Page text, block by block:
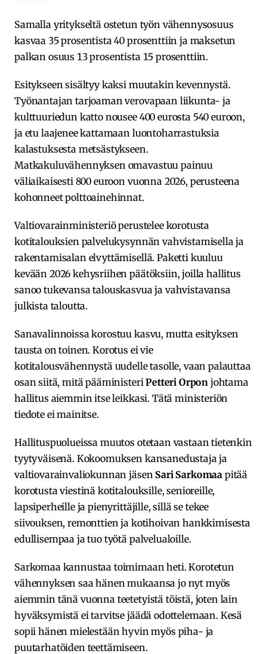
Samalla yritykseltä ostetun työn vähennysosuus
kasvaa 35 prosentista 40 prosenttiin ja maksetun
palkan osuus 13 prosentista 15 prosenttiin.
Esitykseen sisältyy kaksi muutakin kevennystä.
Työnantajan tarjoaman verovapaan liikunta- ja
kulttuuriedun katto nousee 400 eurosta 540 euroon,
ja etu laajenee kattamaan luontoharrastuksia
kalastuksesta metsästykseen.
Matkakuluvähennyksen omavastuu painuu
väliaikaisesti 800 euroon vuonna 2026, perusteena
kohonneet polttoainehinnat.
Valtiovarainministeriö perustelee korotusta
kotitalouksien palvelukysynnän vahvistamisella ja
rakentamisalan elvyttämisellä. Paketti kuuluu
kevään 2026 kehysriihen päätöksiin, joilla hallitus
sanoo tukevansa talouskasvua ja vahvistavansa
julkista taloutta.
Sanavalinnoissa korostuu kasvu, mutta esityksen
tausta on toinen. Korotus ei vie
kotitalousvähennystä uudelle tasolle, vaan palauttaa
osan siitä, mitä pääministeriPetteri Orpon johtama
hallitus aiemmin itse leikkasi. Tätä ministeriön
tiedote ei mainitse.
Hallituspuolueissa muutos otetaan vastaan tietenkin
tyytyväisenä. Kokoomuksen kansanedustaja ja
valtiovarainvaliokunnan jäsen Sari Sarkomaa pitää
korotusta viestinä kotitalouksille, senioreille,
lapsiperheille ja pienyrittäjille, sillä se tekee
siivouksen, remonttien ja kotihoivan hankkimisesta
edullisempaa ja tuo työtä palvelualoille.
Sarkomaa kannustaa toimimaan heti. Korotetun
vähennyksen saa hänen mukaansa jo nyt myös
aiemmin tänä vuonna teetetyistä töistä, joten lain
hyväksymistä ei tarvitse jäädä odottelemaan. Kesä
sopii hänen mielestään hyvin myös piha- ja
puutarhatöiden teettämiseen.